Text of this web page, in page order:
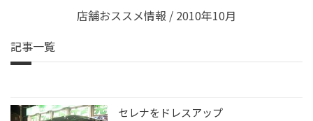
店舗おススメ情報 / 2010年10月
記事一覧
セレナをドレスアップ